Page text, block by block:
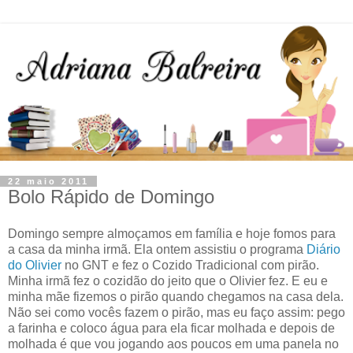
22 maio 2011
Bolo Rápido de Domingo
Domingo sempre almoçamos em família e hoje fomos para
a casa da minha irmã. Ela ontem assistiu o programa Diário
do Olivier no GNT e fez o Cozido Tradicional com pirão.
Minha irmã fez o cozidão do jeito que o Olivier fez. E eu e
minha mãe fizemos o pirão quando chegamos na casa dela.
Não sei como vocês fazem o pirão, mas eu faço assim: pego
a farinha e coloco água para ela ficar molhada e depois de
molhada é que vou jogando aos poucos em uma panela no